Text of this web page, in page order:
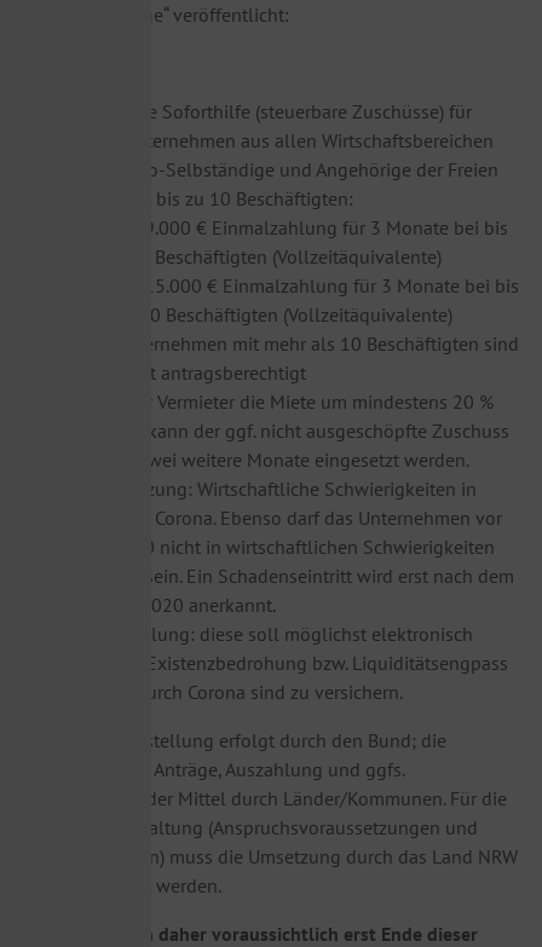
Soloselbständige“ veröffentlicht:
Finanzielle Soforthilfe (steuerbare Zuschüsse) für
Kleinstunternehmen aus allen Wirtschaftsbereichen
sowie Solo-Selbständige und Angehörige der Freien
Berufe mit bis zu 10 Beschäftigten:
Bis 9.000 € Einmalzahlung für 3 Monate bei bis
zu 5 Beschäftigten (Vollzeitäquivalente)
Bis 15.000 € Einmalzahlung für 3 Monate bei bis
zu 10 Beschäftigten (Vollzeitäquivalente)
Unternehmen mit mehr als 10 Beschäftigten sind
nicht antragsberechtigt
Sofern der Vermieter die Miete um mindestens 20 %
reduziert, kann der ggf. nicht ausgeschöpfte Zuschuss
auch für zwei weitere Monate eingesetzt werden.
Voraussetzung: Wirtschaftliche Schwierigkeiten in
Folge von Corona. Ebenso darf das Unternehmen vor
März 2020 nicht in wirtschaftlichen Schwierigkeiten
gewesen sein. Ein Schadenseintritt wird erst nach dem
11. März 2020 anerkannt.
Antragstellung: diese soll möglichst elektronisch
erfolgen; Existenzbedrohung bzw. Liquiditätsengpass
bedingt durch Corona sind zu versichern.
Die Mittelbereitstellung erfolgt durch den Bund; die
Bearbeitung der Anträge, Auszahlung und ggfs.
Rückforderung der Mittel durch Länder/Kommunen. Für die
genaue Ausgestaltung (Anspruchsvoraussetzungen und
Antragsverfahren) muss die Umsetzung durch das Land NRW
also abgewartet werden.
Anträge können daher voraussichtlich erst Ende dieser